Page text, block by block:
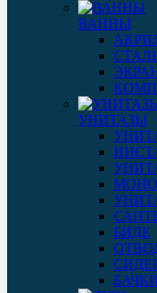
ВАННЫ
УНИТАЗЫ
БИДЕ